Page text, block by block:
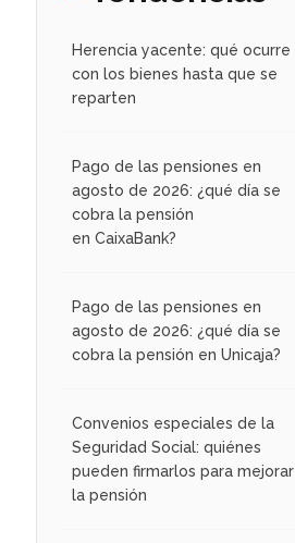
Herencia yacente: qué ocurre
con los bienes hasta que se
reparten
Pago de las pensiones en
agosto de 2026: ¿qué día se
cobra la pensión
en CaixaBank?
Pago de las pensiones en
agosto de 2026: ¿qué día se
cobra la pensión en Unicaja?
Convenios especiales de la
Seguridad Social: quiénes
pueden firmarlos para mejorar
la pensión